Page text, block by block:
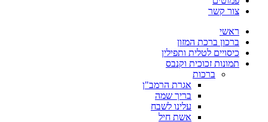
צור קשר
ראשי
ברכון ברכת המזון
כיסויים לטלית ותפילין
תמונות זכוכית וקנבס
ברכות
אגרת הרמב"ן
בריך שמה
עלינו לשבח
אשת חיל